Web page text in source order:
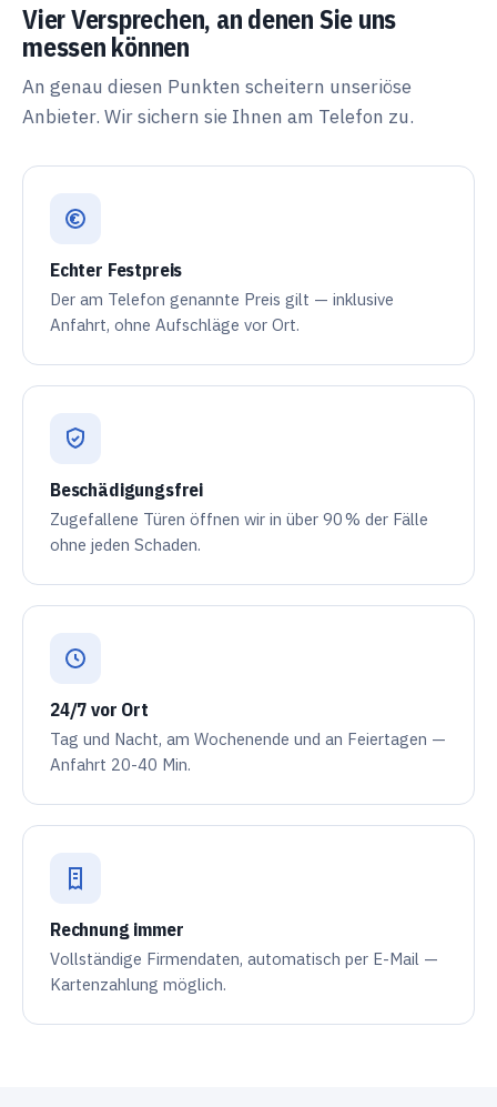
Vier Versprechen, an denen Sie uns
messen können
An genau diesen Punkten scheitern unseriöse
Anbieter. Wir sichern sie Ihnen am Telefon zu.
Echter Festpreis
Der am Telefon genannte Preis gilt — inklusive
Anfahrt, ohne Aufschläge vor Ort.
Beschädigungsfrei
Zugefallene Türen öffnen wir in über 90 % der Fälle
ohne jeden Schaden.
24/7 vor Ort
Tag und Nacht, am Wochenende und an Feiertagen —
Anfahrt 20-40 Min.
Rechnung immer
Vollständige Firmendaten, automatisch per E-Mail —
Kartenzahlung möglich.